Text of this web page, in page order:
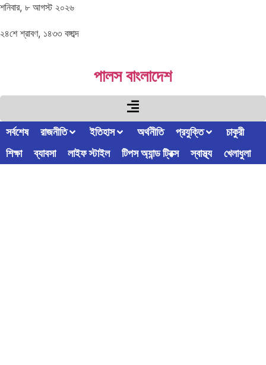
শনিবার, ৮ আগস্ট ২০২৬
২৪শে শ্রাবণ, ১৪৩৩ বঙ্গাব্দ
পালস বাংলাদেশ
সর্বশেষ রাজনীতি ইতিহাস অর্থনীতি প্রযুক্তি
চাকুরী
শিক্ষা
ব্যাবসা লাইফ স্টাইল টিপস অ্যান্ড ট্রিক্স স্বাস্থ্য খেলাধুলা